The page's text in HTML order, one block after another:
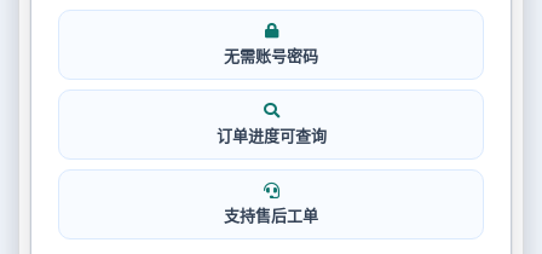
无需账号密码
订单进度可查询
支持售后工单